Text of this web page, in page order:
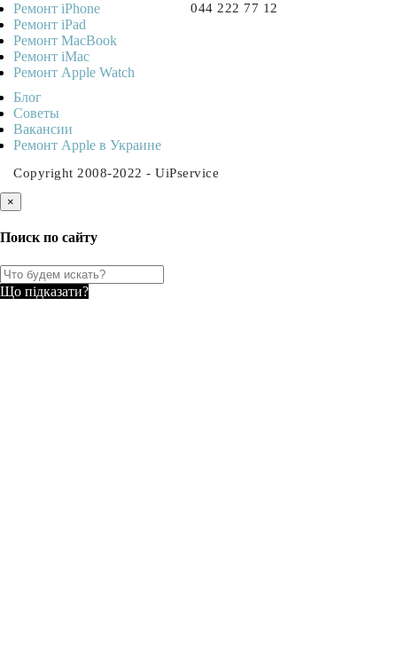
044 222 77 12
Ремонт iPhone
Ремонт iPad
Ремонт MacBook
Ремонт iMac
Ремонт Apple Watch
Блог
Советы
Ваканcии
Ремонт Apple в Украине
Copyright 2008-2022 - UiPservice
×
Поиск по сайту
Що підказати?